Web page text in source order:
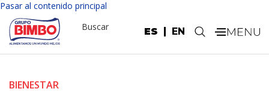
Pasar al contenido principal
ES EN
Buscar .
BIENESTAR